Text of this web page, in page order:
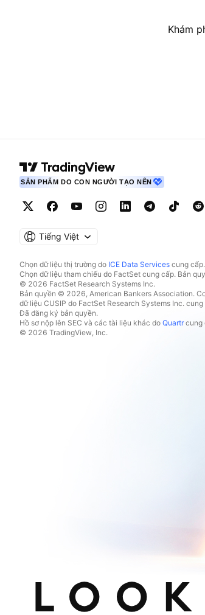
Khám
SẢN PHẨM DO CON NGƯỜI TẠO NÊN
Tiếng Việt
Chọn dữ liệu thị trường do ICE Data Services cung cấp.
Chọn dữ liệu tham chiếu do FactSet cung cấp. Bản
© 2026 FactSet Research Systems Inc.
Bản quyền © 2026, American Bankers Association.
dữ liệu CUSIP do FactSet Research Systems Inc. cung
Đã đăng ký bản quyền.
Hồ sơ nộp lên SEC và các tài liệu khác do Quartrcung
© 2026 TradingView, Inc.